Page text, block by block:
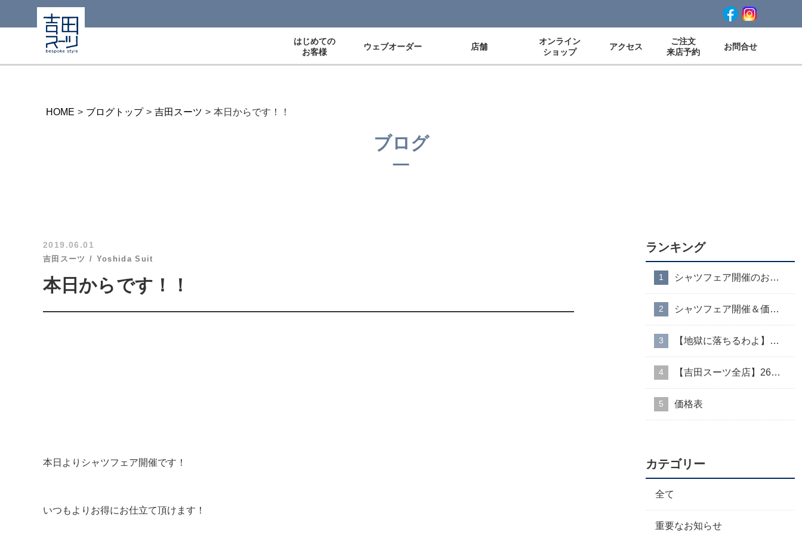
はじめての
お客様
ウェブオーダー 店舗
オンライン
ショップ
アクセス
ご注文
来店予約
お問合せ
HOME > ブログトップ > 吉田スーツ > 本日からです！！
ブログ
2019.06.01
吉田スーツ Yoshida Suit
本日からです！！
本日よりシャツフェア開催です！
いつもよりお得にお仕立て頂けます！
ランキング
シャツフェア開催のお知らせ
シャツフェア開催＆価格改定のお知らせ
【地獄に落ちるわよ】衣装協力のお知らせ
【吉田スーツ全店】26AW入荷生地速報②
価格表
カテゴリー
全て
重要なお知らせ